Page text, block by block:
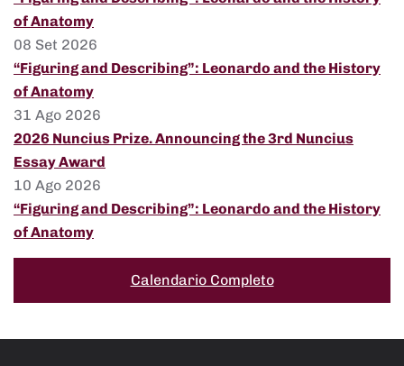
of Anatomy
08 Set 2026
“Figuring and Describing”: Leonardo and the History
of Anatomy
31 Ago 2026
2026 Nuncius Prize. Announcing the 3rd Nuncius
Essay Award
10 Ago 2026
“Figuring and Describing”: Leonardo and the History
of Anatomy
Calendario Completo